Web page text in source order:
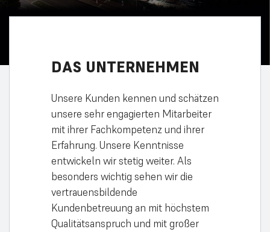
DAS UNTERNEHMEN
Unsere Kunden kennen und schätzen
unsere sehr engagierten Mitarbeiter
mit ihrer Fachkompetenz und ihrer
Erfahrung. Unsere Kenntnisse
entwickeln wir stetig weiter. Als
besonders wichtig sehen wir die
vertrauensbildende
Kundenbetreuung an mit höchstem
Qualitätsanspruch und mit großer